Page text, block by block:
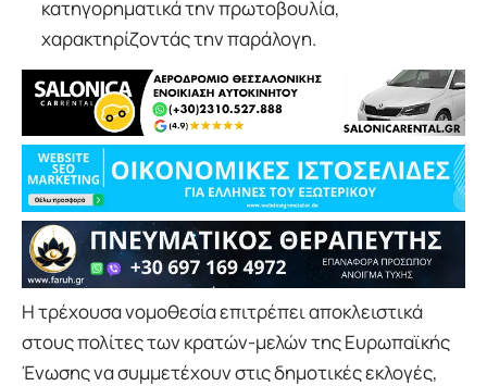
κατηγορηματικά την πρωτοβουλία,
χαρακτηρίζοντάς την παράλογη.
Η τρέχουσα νομοθεσία επιτρέπει αποκλειστικά
στους πολίτες των κρατών-μελών της Ευρωπαϊκής
Ένωσης να συμμετέχουν στις δημοτικές εκλογές,